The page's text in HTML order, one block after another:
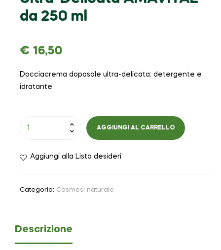
da 250 ml
€ 16,50
Docciacrema doposole ultra-delicata: detergente e
idratante.
AGGIUNGI AL CARRELLO
Aggiungi alla Lista desideri
Categoria: Cosmesi naturale
Descrizione